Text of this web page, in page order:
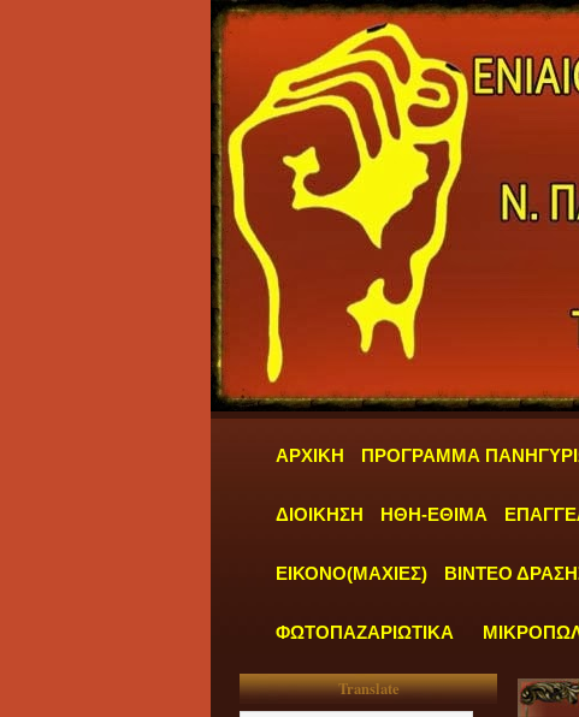
ΑΡΧΙΚΗ ΠΡΟΓΡΑΜΜΑ
ΔΙΟΙΚΗΣΗ ΗΘΗ-ΕΘΙΜΑ
ΕΙΚΟΝΟ(ΜΑΧΙΕΣ) ΒΙΝΤΕΟ
ΦΩΤΟΠΑΖΑΡΙΩΤΙΚΑ
Translate